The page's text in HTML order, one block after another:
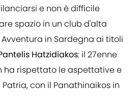
e non è difficile
spazio in un club d'alta
in Sardegna ai titoli
Hatzidiakos: il 27enne
ha rispettato le aspettative e
con il Panathinaikos in